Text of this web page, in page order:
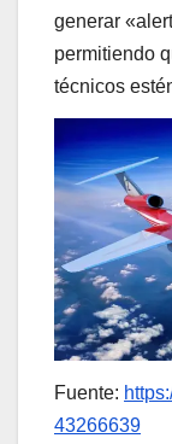
generar
permitiendo
técnicos
Fuente:
43266639